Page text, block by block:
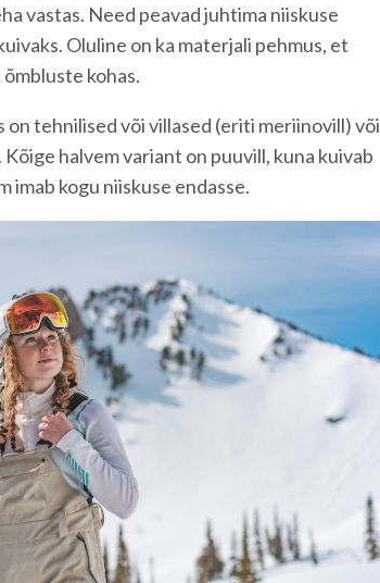
vastas. Need peavad juhtima niiskuse
Oluline on ka materjali pehmus, et
kohas.
on tehnilised või villased (eriti meriinovill) või
halvem variant on puuvill, kuna kuivab
imab kogu niiskuse endasse.